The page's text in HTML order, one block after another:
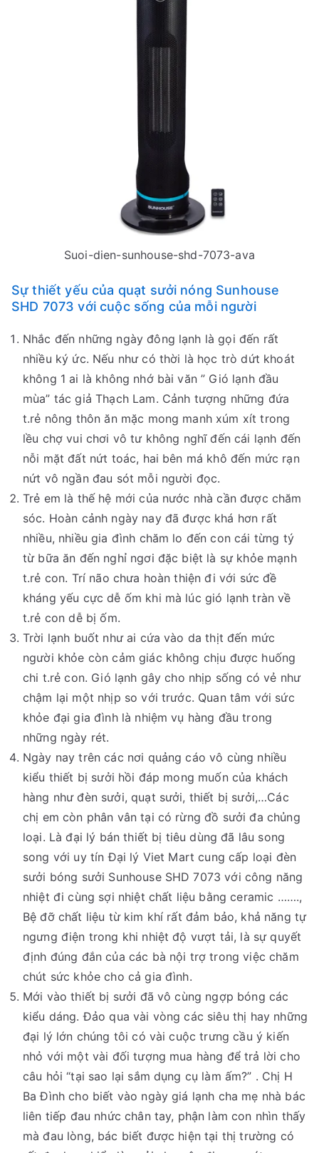
Suoi-dien-sunhouse-shd-7073-ava
Sự thiết yếu của quạt sưởi nóng Sunhouse
SHD 7073 với cuộc sống của mỗi người
Nhắc đến những ngày đông lạnh là gọi đến rất
nhiều ký ức. Nếu như có thời là học trò dứt khoát
không 1 ai là không nhớ bài văn ” Gió lạnh đầu
mùa” tác giả Thạch Lam. Cảnh tượng những đứa
t.rẻ nông thôn ăn mặc mong manh xúm xít trong
lều chợ vui chơi vô tư không nghĩ đến cái lạnh đến
nỗi mặt đất nứt toác, hai bên má khô đến mức rạn
nứt vô ngần đau sót mỗi người đọc.
Trẻ em là thế hệ mới của nước nhà cần được chăm
sóc. Hoàn cảnh ngày nay đã được khá hơn rất
nhiều, nhiều gia đình chăm lo đến con cái từng tý
từ bữa ăn đến nghỉ ngơi đặc biệt là sự khỏe mạnh
t.rẻ con. Trí não chưa hoàn thiện đi với sức đề
kháng yếu cực dễ ốm khi mà lúc gió lạnh tràn về
t.rẻ con dễ bị ốm.
Trời lạnh buốt như ai cứa vào da thịt đến mức
người khỏe còn cảm giác không chịu được huống
chi t.rẻ con. Gió lạnh gây cho nhịp sống có vẻ như
chậm lại một nhịp so với trước. Quan tâm với sức
khỏe đại gia đình là nhiệm vụ hàng đầu trong
những ngày rét.
Ngày nay trên các nơi quảng cáo vô cùng nhiều
kiểu thiết bị sưởi hồi đáp mong muốn của khách
hàng như đèn sưởi, quạt sưởi, thiết bị sưởi,…Các
chị em còn phân vân tại có rừng đồ sưởi đa chủng
loại. Là đại lý bán thiết bị tiêu dùng đã lâu song
song với uy tín Đại lý Viet Mart cung cấp loại đèn
sưởi bóng sưởi Sunhouse SHD 7073 với công năng
nhiệt đi cùng sợi nhiệt chất liệu bằng ceramic …….,
Bệ đỡ chất liệu từ kim khí rất đảm bảo, khả năng tự
ngưng điện trong khi nhiệt độ vượt tải, là sự quyết
định đúng đắn của các bà nội trợ trong việc chăm
chút sức khỏe cho cả gia đình.
Mới vào thiết bị sưởi đã vô cùng ngợp bóng các
kiểu dáng. Đảo qua vài vòng các siêu thị hay những
đại lý lớn chúng tôi có vài cuộc trưng cầu ý kiến
nhỏ với một vài đối tượng mua hàng để trả lời cho
câu hỏi “tại sao lại sắm dụng cụ làm ấm?” . Chị H
Ba Đình cho biết vào ngày giá lạnh cha mẹ nhà bác
liên tiếp đau nhức chân tay, phận làm con nhìn thấy
mà đau lòng, bác biết được hiện tại thị trường có